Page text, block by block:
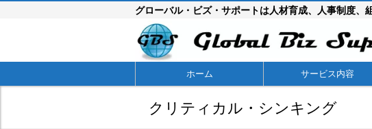
グローバル・ビズ・サポートは人材育成、人事制度、
ホーム サービス内容
クリティカル・シンキング